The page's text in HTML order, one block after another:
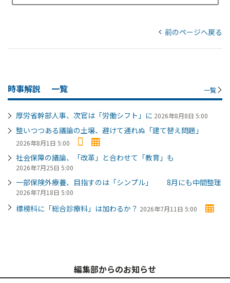
前のページへ戻る
時事解説 一覧 一覧
厚労省幹部人事、次官は「労働シフト」に 2026年8月8日 5:00
整いつつある議論の土壌、避けて通れぬ「建て替え問題」
2026年8月1日 5:00
社会保障の議論、「改革」と合わせて「教育」も
2026年7月25日 5:00
一部保険外療養、目指すのは「シンプル」 8月にも中間整理
2026年7月18日 5:00
標榜科に「総合診療科」は加わるか？ 2026年7月11日 5:00
編集部からのお知らせ